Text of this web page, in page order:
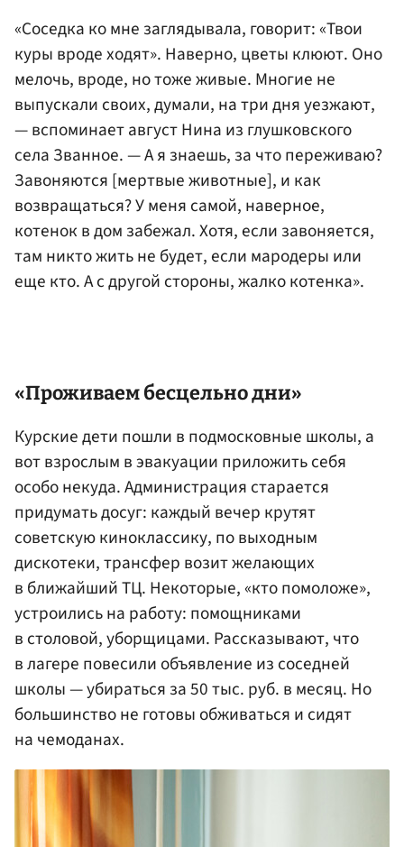
«Соседка ко мне заглядывала, говорит: «Твои
куры вроде ходят». Наверно, цветы клюют. Оно
мелочь, вроде, но тоже живые. Многие не
выпускали своих, думали, на три дня уезжают,
— вспоминает август Нина из глушковского
села Званное. — А я знаешь, за что переживаю?
Завоняются [мертвые животные], и как
возвращаться? У меня самой, наверное,
котенок в дом забежал. Хотя, если завоняется,
там никто жить не будет, если мародеры или
еще кто. А с другой стороны, жалко котенка».
«Проживаем бесцельно дни»
Курские дети пошли в подмосковные школы, а
вот взрослым в эвакуации приложить себя
особо некуда. Администрация старается
придумать досуг: каждый вечер крутят
советскую киноклассику, по выходным
дискотеки, трансфер возит желающих
в ближайший ТЦ. Некоторые, «кто помоложе»,
устроились на работу: помощниками
в столовой, уборщицами. Рассказывают, что
в лагере повесили объявление из соседней
школы — убираться за 50 тыс. руб. в месяц. Но
большинство не готовы обживаться и сидят
на чемоданах.